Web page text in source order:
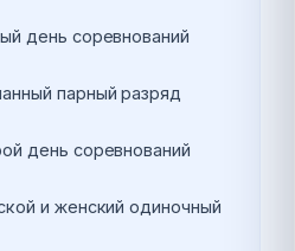
день соревнований
парный разряд
день соревнований
и женский одиночный